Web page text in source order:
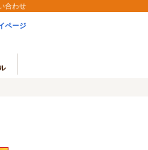
合わせ
ページ